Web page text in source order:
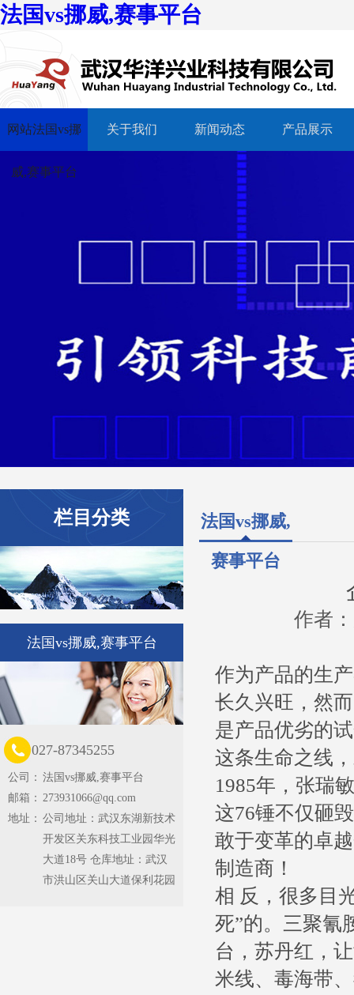
法国vs挪威,赛事平台
网站法国vs挪
威,赛事平台
关于我们 新闻动态 产品展示
栏目分类
法国vs挪威,赛事平台
027-87345255
公司： 法国vs挪威,赛事平台
邮箱： 273931066@qq.com
地址： 公司地址：武汉东湖新技术
开发区关东科技工业园华光
大道18号 仓库地址：武汉
市洪山区关山大道保利花园
法国vs挪威,
赛事平台
作者
作为产品的生
长久兴旺，然
是产品优劣的
这条生命之线
1985年，张瑞
这76锤不仅砸
敢于变革的卓
制造商！
相 反，很多目
死”的。三聚氰
台，苏丹红，
米线、毒海带